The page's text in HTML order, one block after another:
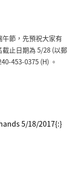
節，先預祝大家有
止日期為 5/28 (以郵
453-0375 (H) 。